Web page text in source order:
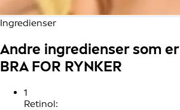
Ingredienser
Andre ingredienser som er
BRA FOR RYNKER
1
Retinol: